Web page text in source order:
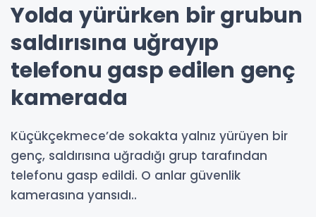
Yolda yürürken bir grubun
saldırısına uğrayıp
telefonu gasp edilen genç
kamerada
Küçükçekmece’de sokakta yalnız yürüyen bir
genç, saldırısına uğradığı grup tarafından
telefonu gasp edildi. O anlar güvenlik
kamerasına yansıdı..